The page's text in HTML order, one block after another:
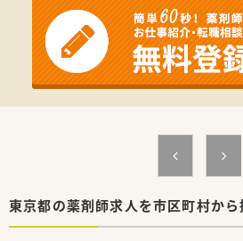
◎講師は現場で働く方が兼任してい
身に着けることができます
◎座学だけでなく、ディスカッショ
施しており、インプット・アウトプ
ます。
◎中途入社の方でも3か月間の研修
どを習得しながらスタートできます
大会など研修制度も充実しています。
ております。
◎外来と併せて、施設在宅を対応して
東京都の薬剤師求人を市区町村から